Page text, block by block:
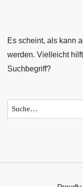
Es scheint, als kann
werden. Vielleicht
Suchbegriff?